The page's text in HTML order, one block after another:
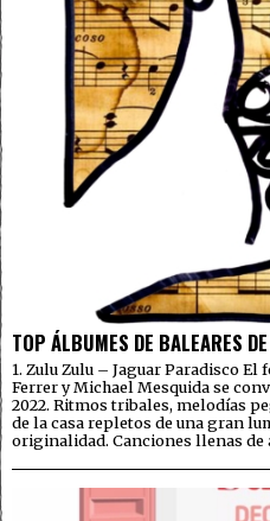
TOP ÁLBUMES DE BALEARES
1. Zulu Zulu – Jaguar Paradisco
Ferrer y Michael Mesquida se
2022. Ritmos tribales, melodías
de la casa repletos de una gran
originalidad. Canciones llenas de